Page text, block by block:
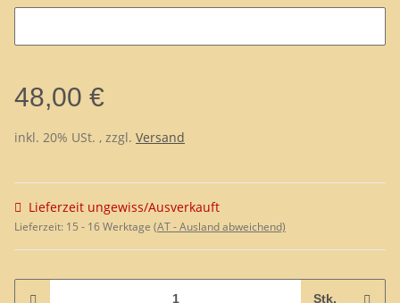
48,00 €
inkl. 20% USt. , zzgl. Versand
Lieferzeit ungewiss/Ausverkauft
Lieferzeit: 15 - 16 Werktage (AT - Ausland abweichend)
Stk.